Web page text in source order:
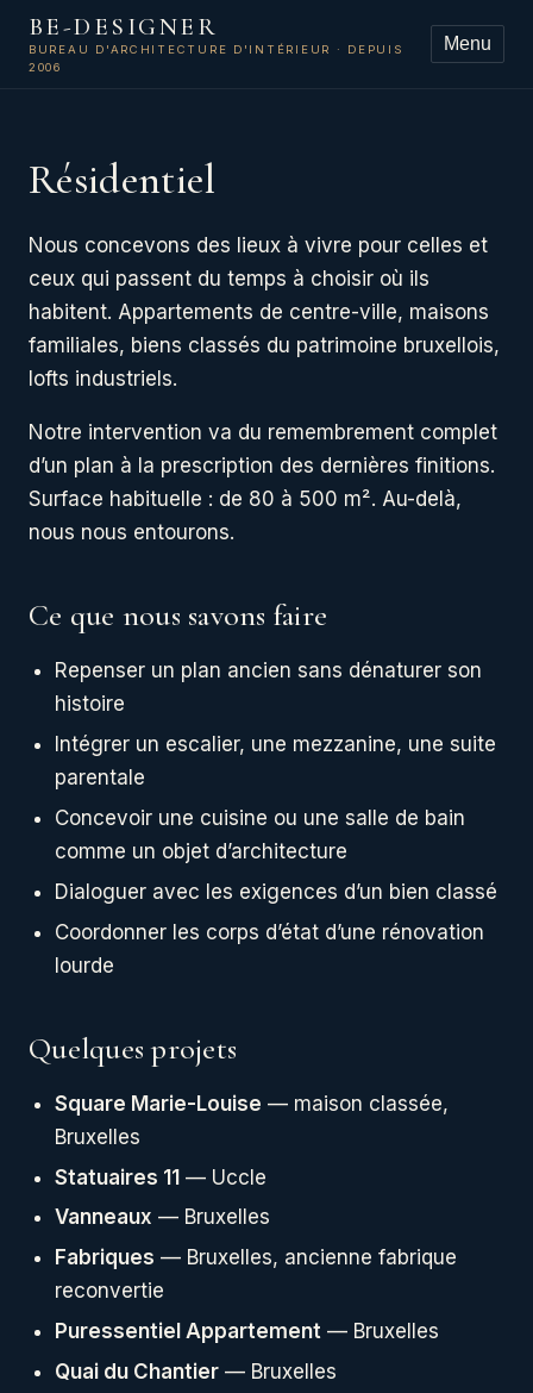
BE-DESIGNER
BUREAU D'ARCHITECTURE D'INTÉRIEUR · DEPUIS
2006
Menu
Résidentiel
Nous concevons des lieux à vivre pour celles et
ceux qui passent du temps à choisir où ils
habitent. Appartements de centre-ville, maisons
familiales, biens classés du patrimoine bruxellois,
lofts industriels.
Notre intervention va du remembrement complet
d’un plan à la prescription des dernières finitions.
Surface habituelle : de 80 à 500 m². Au-delà,
nous nous entourons.
Ce que nous savons faire
Repenser un plan ancien sans dénaturer son
histoire
Intégrer un escalier, une mezzanine, une suite
parentale
Concevoir une cuisine ou une salle de bain
comme un objet d’architecture
Dialoguer avec les exigences d’un bien classé
Coordonner les corps d’état d’une rénovation
lourde
Quelques projets
Square Marie-Louise — maison classée,
Bruxelles
Statuaires 11 — Uccle
Vanneaux — Bruxelles
Fabriques — Bruxelles, ancienne fabrique
reconvertie
Puressentiel Appartement — Bruxelles
Quai du Chantier — Bruxelles